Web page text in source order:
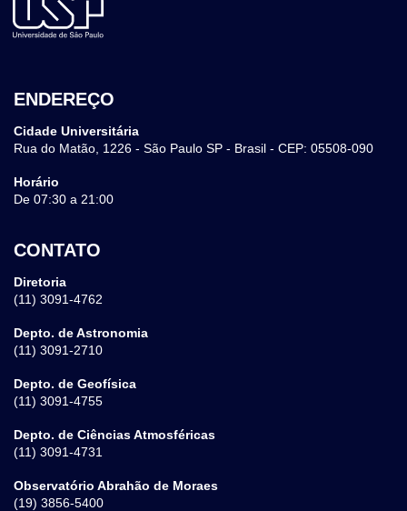
ENDEREÇO
Cidade Universitária
Rua do Matão, 1226 - São Paulo SP - Brasil - CEP: 05508-090
Horário
De 07:30 a 21:00
CONTATO
Diretoria
(11) 3091-4762
Depto. de Astronomia
(11) 3091-2710
Depto. de Geofísica
(11) 3091-4755
Depto. de Ciências Atmosféricas
(11) 3091-4731
Observatório Abrahão de Moraes
(19) 3856-5400